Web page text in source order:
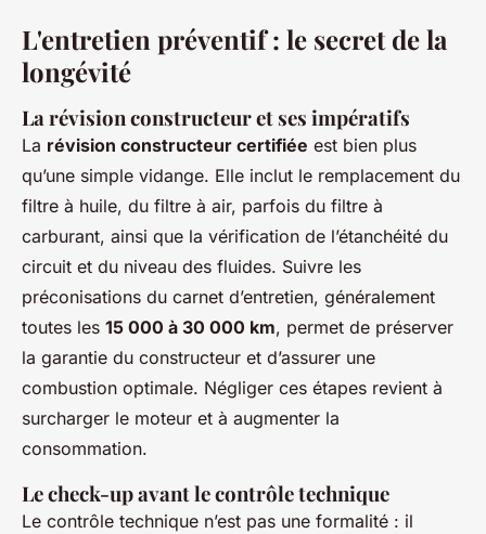
L'entretien préventif : le secret de la
longévité
La révision constructeur et ses impératifs
La révision constructeur certifiée est bien plus
qu’une simple vidange. Elle inclut le remplacement du
filtre à huile, du filtre à air, parfois du filtre à
carburant, ainsi que la vérification de l’étanchéité du
circuit et du niveau des fluides. Suivre les
préconisations du carnet d’entretien, généralement
toutes les 15 000 à 30 000 km, permet de préserver
la garantie du constructeur et d’assurer une
combustion optimale. Négliger ces étapes revient à
surcharger le moteur et à augmenter la
consommation.
Le check-up avant le contrôle technique
Le contrôle technique n’est pas une formalité : il